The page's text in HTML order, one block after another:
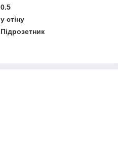
0.5
у стіну
Підрозетник